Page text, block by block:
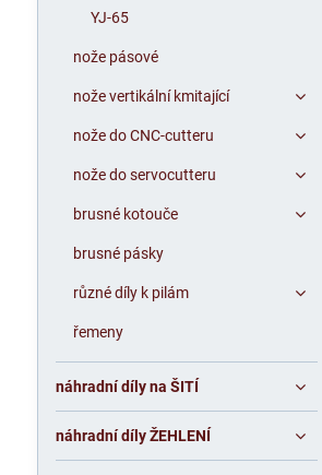
YJ-65
nože pásové
nože vertikální kmitající
nože do CNC-cutteru
nože do servocutteru
brusné kotouče
brusné pásky
různé díly k pilám
řemeny
náhradní díly na ŠITÍ
náhradní díly ŽEHLENÍ